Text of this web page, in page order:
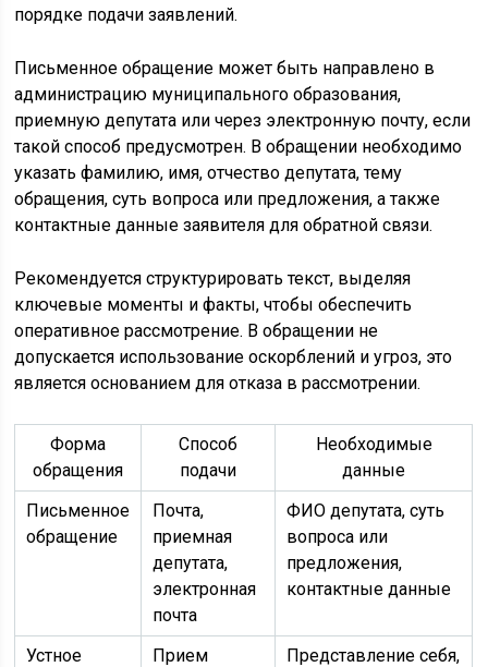
порядке подачи заявлений.
Письменное обращение может быть направлено в
администрацию муниципального образования,
приемную депутата или через электронную почту, если
такой способ предусмотрен. В обращении необходимо
указать фамилию, имя, отчество депутата, тему
обращения, суть вопроса или предложения, а также
контактные данные заявителя для обратной связи.
Рекомендуется структурировать текст, выделяя
ключевые моменты и факты, чтобы обеспечить
оперативное рассмотрение. В обращении не
допускается использование оскорблений и угроз, это
является основанием для отказа в рассмотрении.
Форма
обращения
Способ
подачи
Необходимые
данные
Письменное
обращение
Почта,
приемная
депутата,
электронная
почта
ФИО депутата, суть
вопроса или
предложения,
контактные данные
Устное
Прием
Представление себя,